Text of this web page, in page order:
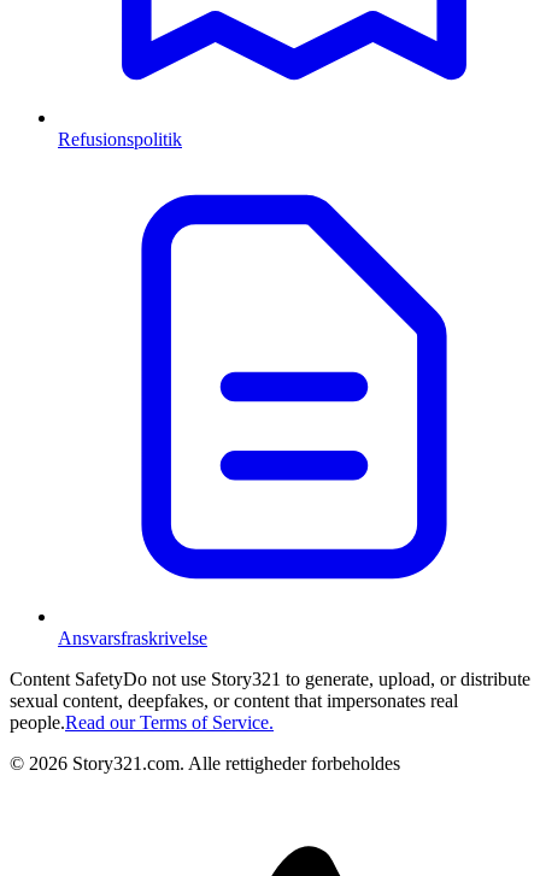
Refusionspolitik
Ansvarsfraskrivelse
Content SafetyDo not use Story321 to generate, upload, or distribute
sexual content, deepfakes, or content that impersonates real
people.Read our Terms of Service.
© 2026 Story321.com. Alle rettigheder forbeholdes